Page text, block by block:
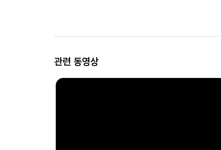
관련 동영상